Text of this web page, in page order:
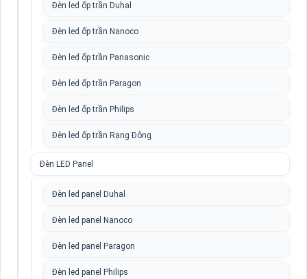
Đèn led ốp trần Duhal
Đèn led ốp trần Nanoco
Đèn led ốp trần Panasonic
Đèn led ốp trần Paragon
Đèn led ốp trần Philips
Đèn led ốp trần Rạng Đông
Đèn LED Panel
Đèn led panel Duhal
Đèn led panel Nanoco
Đèn led panel Paragon
Đèn led panel Philips